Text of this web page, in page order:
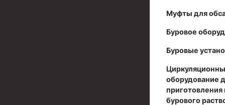
Муфты для
Буровое
Буровые
оборудование
приготовления
бурового